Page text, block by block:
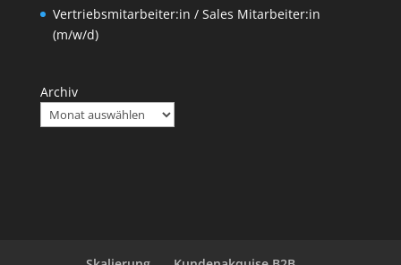
Vertriebsmitarbeiter:in / Sales Mitarbeiter:in
(m/w/d)
Archiv